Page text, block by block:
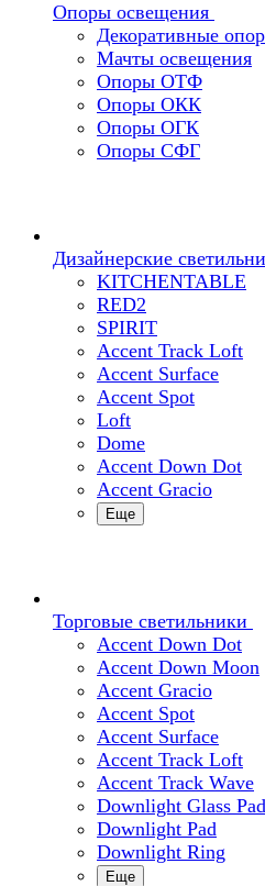
Опоры освещения
Декоративные
Мачты освещения
Опоры ОТФ
Опоры ОКК
Опоры ОГК
Опоры СФГ
Дизайнерские
KITCHENTABLE
RED2
SPIRIT
Accent Track Loft
Accent Surface
Accent Spot
Loft
Dome
Accent Down Dot
Accent Gracio
Еще
Торговые светильники
Accent Down Dot
Accent Down Moon
Accent Gracio
Accent Spot
Accent Surface
Accent Track Loft
Accent Track Wave
Downlight Glass Pad
Downlight Pad
Downlight Ring
Еще